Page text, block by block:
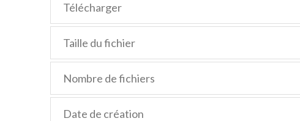
Télécharger
Taille du fichier
Nombre de fichiers
Date de création